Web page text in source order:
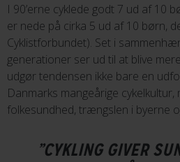
I 90’erne cyklede godt 7 ud af 10
er nede på cirka 5 ud af 10 børn,
Cyklistforbundet). Set i
generationer ser ud til at blive
udgør tendensen ikke bare en
Danmarks mangeårige
folkesundhed, trængslen i byerne
”CYKLING GIVER